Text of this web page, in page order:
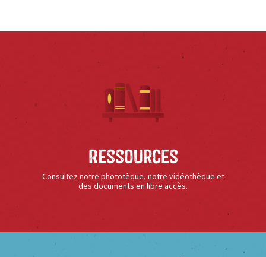
Ressources
Consultez notre phototèque, notre vidéothèque et
des documents en libre accès.